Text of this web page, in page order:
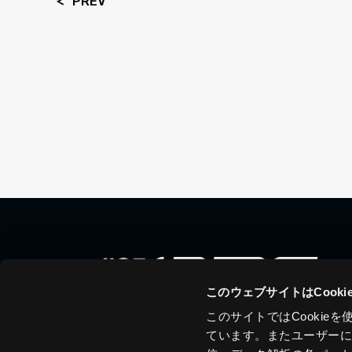
このウェブサイトは
このサイトではCookieを
ています。またユーザー